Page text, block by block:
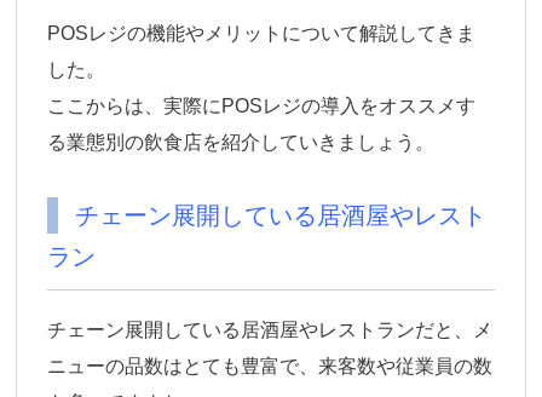
POSレジの機能やメリットについて解説してきま
した。
ここからは、実際にPOSレジの導入をオススメす
る業態別の飲食店を紹介していきましょう。
チェーン展開している居酒屋やレスト
ラン
チェーン展開している居酒屋やレストランだと、メ
ニューの品数はとても豊富で、来客数や従業員の数